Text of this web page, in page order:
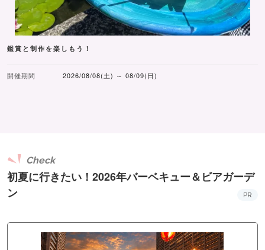
鑑賞と制作を楽しもう！
開催期間 2026/08/08(土) ～ 08/09(日)
初夏に行きたい！2026年バーベキュー＆ビアガーデ
ン
Check
PR